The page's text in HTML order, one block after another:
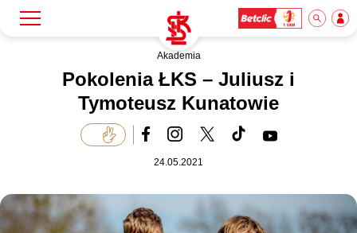
Akademia
Pokolenia ŁKS – Juliusz i
Tymoteusz Kunatowie
24.05.2021